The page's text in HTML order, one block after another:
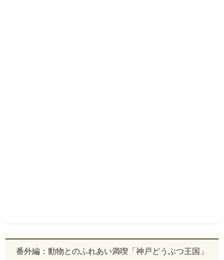
番外編：動物とのふれあい満喫「神戸どうぶつ王国」